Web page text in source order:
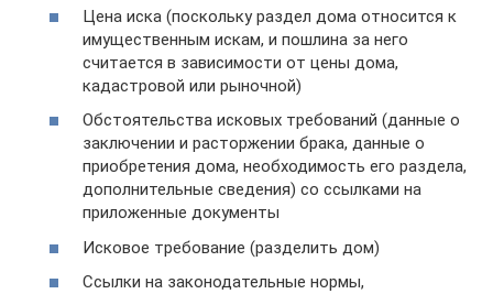
Цена иска (поскольку раздел дома относится к
имущественным искам, и пошлина за него
считается в зависимости от цены дома,
кадастровой или рыночной)
Обстоятельства исковых требований (данные о
заключении и расторжении брака, данные о
приобретения дома, необходимость его раздела,
дополнительные сведения) со ссылками на
приложенные документы
Исковое требование (разделить дом)
Ссылки на законодательные нормы,